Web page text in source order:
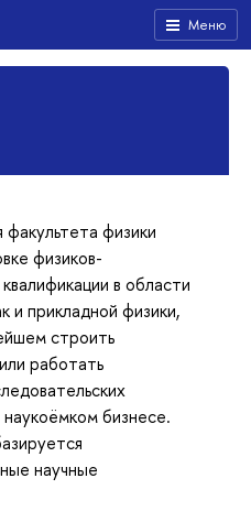
Меню
физики
физиков-
в области
и прикладной физики,
строить
работать
бизнесе.
научные